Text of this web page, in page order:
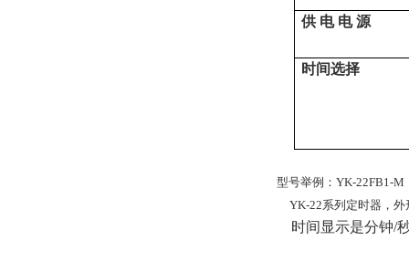
供 电 电 源
时间选择
型号举例： YK-22FB1-M
YK-22系列定时器，外
时间显示是分钟/